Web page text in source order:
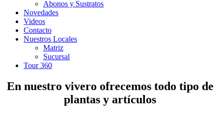
Abonos y Sustratos
Novedades
Videos
Contacto
Nuestros Locales
Matriz
Sucursal
Tour 360
En nuestro vivero ofrecemos todo tipo de
plantas y artículos